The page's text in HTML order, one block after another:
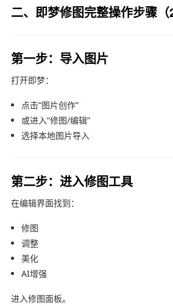
二、即梦修图完整操作步骤（
第一步：导入图片
打开即梦：
点击“图片创作”
或进入“修图/编辑”
选择本地图片导入
第二步：进入修图工具
在编辑界面找到：
修图
调整
美化
AI增强
进入修图面板。